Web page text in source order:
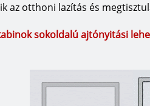
az otthoni lazítás és
sokoldalú ajtónyitási